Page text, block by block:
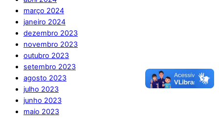
março 2024
janeiro 2024
dezembro 2023
novembro 2023
outubro 2023
setembro 2023
agosto 2023
julho 2023
junho 2023
maio 2023